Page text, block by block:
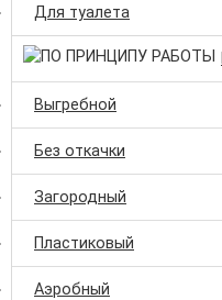
Для туалета
Выгребной
Без откачки
Загородный
Пластиковый
Аэробный